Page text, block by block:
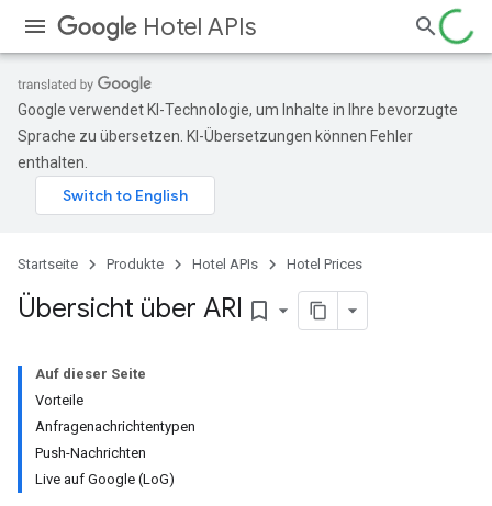
Hotel APIs
Google verwendet KI-Technologie, um Inhalte in Ihre bevorzugte
Sprache zu übersetzen. KI-Übersetzungen können Fehler
enthalten.
Startseite Produkte Hotel APIs Hotel Prices
Übersicht über ARI bookmark_border
Auf dieser Seite
Vorteile
Anfragenachrichtentypen
Push-Nachrichten
Live auf Google (LoG)